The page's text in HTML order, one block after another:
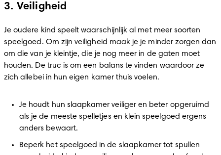
3. Veiligheid
Je oudere kind speelt waarschijnlijk al met meer soorten
speelgoed. Om zijn veiligheid maak je je minder zorgen dan
om die van je kleintje, die je nog meer in de gaten moet
houden. De truc is om een balans te vinden waardoor ze
zich allebei in hun eigen kamer thuis voelen.
Je houdt hun slaapkamer veiliger en beter opgeruimd
als je de meeste spelletjes en klein speelgoed ergens
anders bewaart.
Beperk het speelgoed in de slaapkamer tot spullen